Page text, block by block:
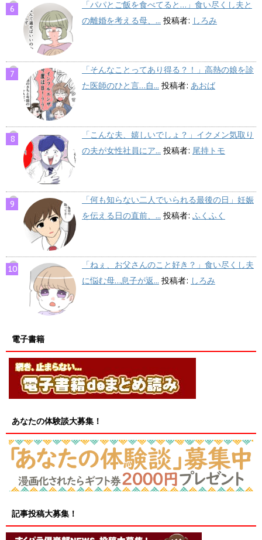
「パパとご飯を食べてると…」食い尽くし夫と
の離婚を考える母、... 投稿者: しろみ
「そんなことってあり得る？！」高熱の娘を診
た医師のひと言…自... 投稿者: あおば
「こんな夫、嬉しいでしょ？」イクメン気取り
の夫が女性社員にア... 投稿者: 尾持トモ
「何も知らない二人でいられる最後の日」妊娠
を伝える日の直前、... 投稿者: ふくふく
「ねぇ、お父さんのこと好き？」食い尽くし夫
に悩む母…息子が返... 投稿者: しろみ
電子書籍
あなたの体験談大募集！
記事投稿大募集！